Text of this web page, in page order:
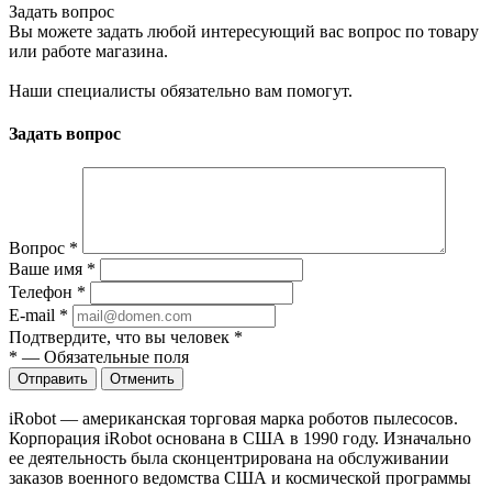
Задать вопрос
Вы можете задать любой интересующий вас вопрос по товару
или работе магазина.
Наши специалисты обязательно вам помогут.
Задать вопрос
Вопрос *
Ваше имя *
Телефон *
E-mail *
Подтвердите, что вы человек *
* — Обязательные поля
Отправить Отменить
iRobot — американская торговая марка роботов пылесосов.
Корпорация iRobot основана в США в 1990 году. Изначально
ее деятельность была сконцентрирована на обслуживании
заказов военного ведомства США и космической программы